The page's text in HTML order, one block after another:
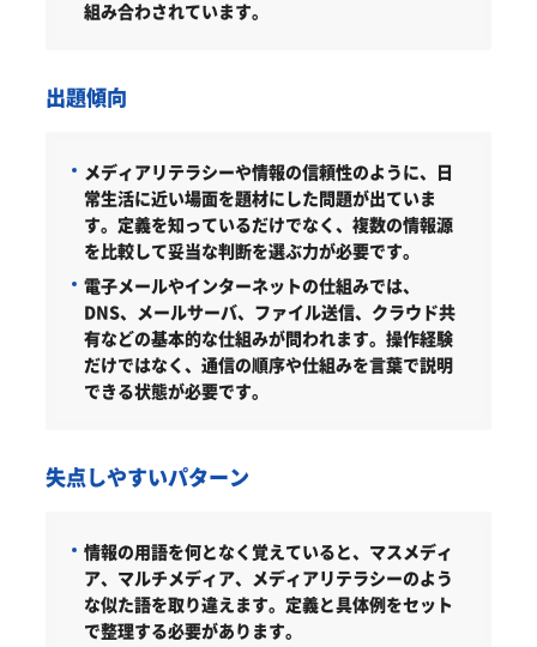
組み合わされています。
出題傾向
メディアリテラシーや情報の信頼性のように、日
常生活に近い場面を題材にした問題が出ていま
す。定義を知っているだけでなく、複数の情報源
を比較して妥当な判断を選ぶ力が必要です。
電子メールやインターネットの仕組みでは、
DNS、メールサーバ、ファイル送信、クラウド共
有などの基本的な仕組みが問われます。操作経験
だけではなく、通信の順序や仕組みを言葉で説明
できる状態が必要です。
失点しやすいパターン
情報の用語を何となく覚えていると、マスメディ
ア、マルチメディア、メディアリテラシーのよう
な似た語を取り違えます。定義と具体例をセット
で整理する必要があります。